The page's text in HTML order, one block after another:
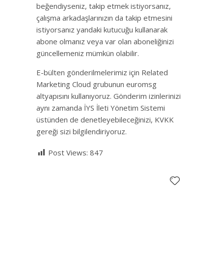
beğendiyseniz, takip etmek istiyorsanız,
çalışma arkadaşlarınızın da takip etmesini
istiyorsanız yandaki kutucuğu kullanarak
abone olmanız veya var olan aboneliğinizi
güncellemeniz mümkün olabilir.
E-bülten gönderilmelerimiz için Related
Marketing Cloud grubunun euromsg
altyapısını kullanıyoruz. Gönderim izinlerinizi
aynı zamanda İYS İleti Yönetim Sistemi
üstünden de denetleyebileceğinizi, KVKK
gereği sizi bilgilendiriyoruz.
Post Views: 847